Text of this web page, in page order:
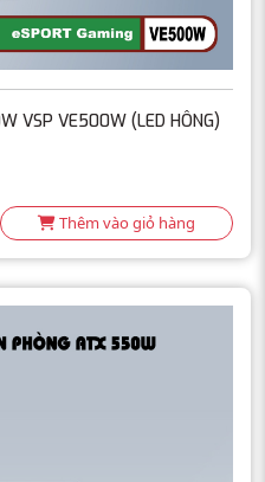
VSP VE500W (LED HÔNG)
Thêm vào giỏ hàng